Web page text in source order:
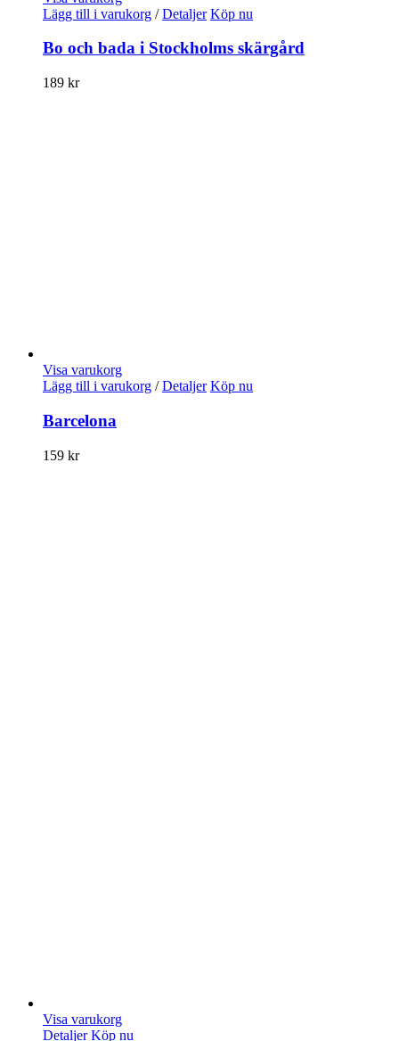
Lägg till i varukorg / Detaljer Köp nu
Bo och bada i Stockholms skärgård
189 kr
Visa varukorg
Lägg till i varukorg / Detaljer Köp nu
Barcelona
159 kr
Visa varukorg
Detaljer Köp nu